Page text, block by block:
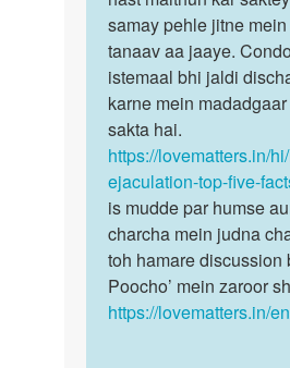
samay pehle jitne
tanaav aa jaaye.
istemaal bhi jaldi
karne mein
sakta hai.
https://lovematters.in/
ejaculation-top-five-
is mudde par humse
charcha mein judna
toh hamare discussion
Poocho’ mein zaroor
https://lovematters.in/